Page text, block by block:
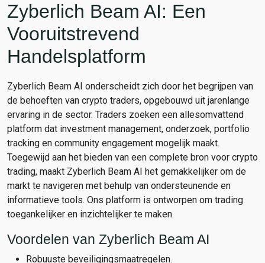
Zyberlich Beam AI: Een
Vooruitstrevend
Handelsplatform
Zyberlich Beam AI onderscheidt zich door het begrijpen van
de behoeften van crypto traders, opgebouwd uit jarenlange
ervaring in de sector. Traders zoeken een allesomvattend
platform dat investment management, onderzoek, portfolio
tracking en community engagement mogelijk maakt.
Toegewijd aan het bieden van een complete bron voor crypto
trading, maakt Zyberlich Beam AI het gemakkelijker om de
markt te navigeren met behulp van ondersteunende en
informatieve tools. Ons platform is ontworpen om trading
toegankelijker en inzichtelijker te maken.
Voordelen van Zyberlich Beam AI
Robuuste beveiligingsmaatregelen.